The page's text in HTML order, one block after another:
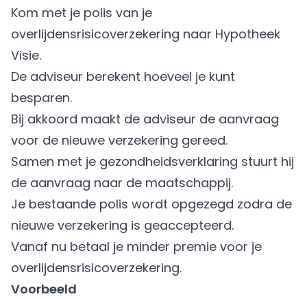
Kom met je polis van je
overlijdensrisicoverzekering naar Hypotheek
Visie.
De adviseur berekent hoeveel je kunt
besparen.
Bij akkoord maakt de adviseur de aanvraag
voor de nieuwe verzekering gereed.
Samen met je gezondheidsverklaring stuurt hij
de aanvraag naar de maatschappij.
Je bestaande polis wordt opgezegd zodra de
nieuwe verzekering is geaccepteerd.
Vanaf nu betaal je minder premie voor je
overlijdensrisicoverzekering.
Voorbeeld